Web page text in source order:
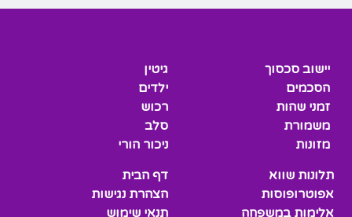
יישוב סכסוך
הסכמים
זמני שהות
משמורת
מזונות
גיטין
ילדים
רכוש
סלב
ניכור הורי
תלונות שווא
אפוטרופוסות
אלימות במשפחה
דף הבית
הצהרת נגישות
תנאי שימוש